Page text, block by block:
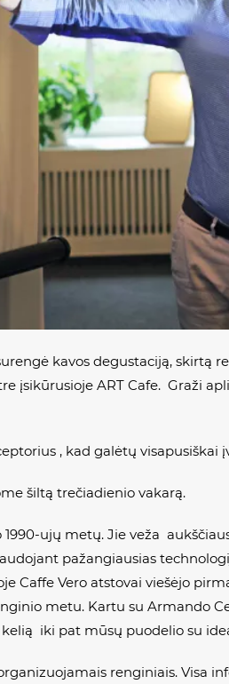
kavos degustaciją, skirtą
įsikūrusioje ART Cafe. Graži
, kad galėtų visapusiškai
šiltą trečiadienio vakarą.
ujų metų. Jie veža
pažangiausias
Caffe Vero atstovai viešėjo
metu. Kartu su Armando
iki pat mūsų puodelio su
renginiais. Visa